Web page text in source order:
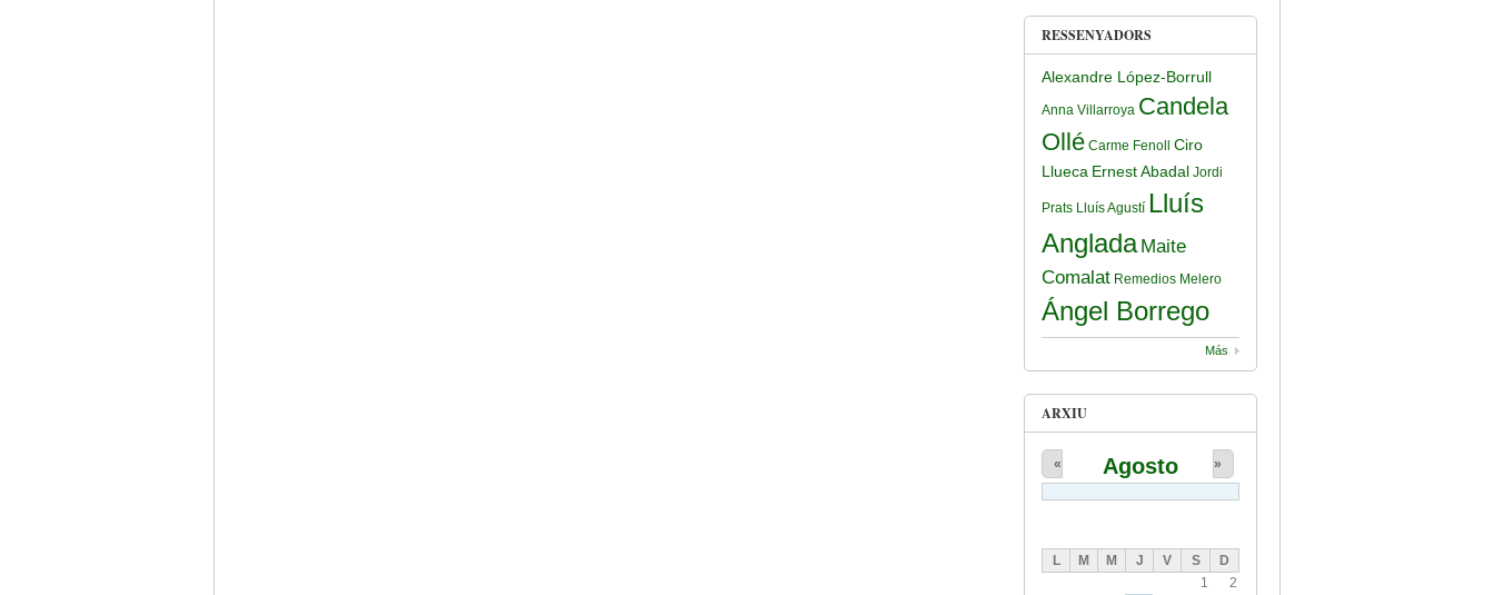
RESSENYADORS
Alexandre López-Borrull
Anna Villarroya Candela
Ollé Carme Fenoll
Ciro
Llueca Ernest Abadal Jordi
Prats Lluís Agustí Lluís
Anglada Maite
Comalat Remedios Melero
Ángel Borrego
Más
ARXIU
Agosto
« »
L M M J V S
D
1
2